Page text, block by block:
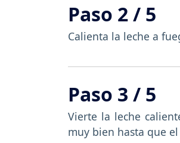
Paso 2 / 5
Calienta la leche a
Paso 3 / 5
Vierte la leche
muy bien hasta que